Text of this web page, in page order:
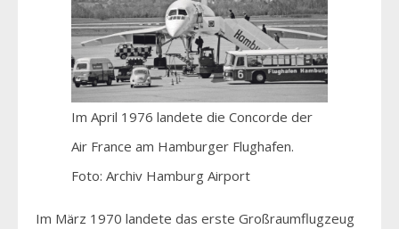
Im April 1976 landete die Concorde der
Air France am Hamburger Flughafen.
Foto: Archiv Hamburg Airport
Im März 1970 landete das erste Großraumflugzeug